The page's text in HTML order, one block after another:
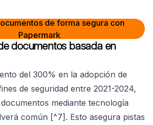
de forma segura con
Papermark
documentos basada en
del 300% en la adopción de
de seguridad entre 2021-2024,
mediante tecnología
común [^7]. Esto asegura pistas